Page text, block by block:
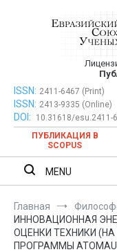
Евразийский Союз
ISSN: 2411-6467 (Print)
ISSN: 2413-9335 (Online)
DOI:
10.31618/esu.2411-
ПУБЛИКАЦИЯ В
SCOPUS
MENU
Главная
ИННОВАЦИОННАЯ
ОЦЕНКИ ТЕХНИКИ
ПРОГРАММЫ